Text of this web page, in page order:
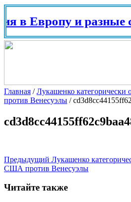
в Европу и разные
Главная /Лукашенко категорически
против Венесуэлы /
Предыдущий Лукашенко
США против Венесуэлы
Читайте также